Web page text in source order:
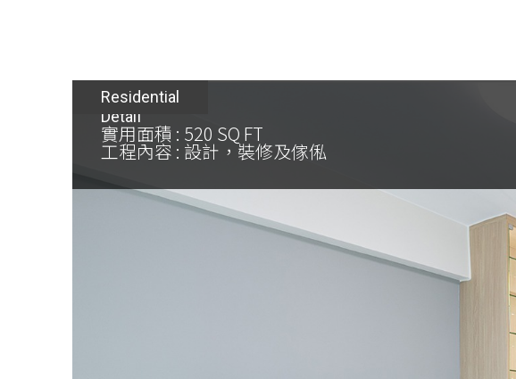
Residential
Detail
實用面積 : 520 SQ FT
工程內容 : 設計，裝修及傢俬